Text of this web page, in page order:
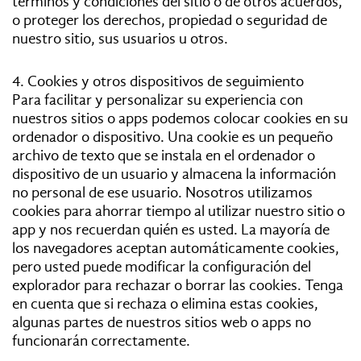
o proteger los derechos, propiedad o seguridad de
nuestro sitio, sus usuarios u otros.
4. Cookies y otros dispositivos de seguimiento
Para facilitar y personalizar su experiencia con
nuestros sitios o apps podemos colocar cookies en su
ordenador o dispositivo. Una cookie es un pequeño
archivo de texto que se instala en el ordenador o
dispositivo de un usuario y almacena la información
no personal de ese usuario. Nosotros utilizamos
cookies para ahorrar tiempo al utilizar nuestro sitio o
app y nos recuerdan quién es usted. La mayoría de
los navegadores aceptan automáticamente cookies,
pero usted puede modificar la configuración del
explorador para rechazar o borrar las cookies. Tenga
en cuenta que si rechaza o elimina estas cookies,
algunas partes de nuestros sitios web o apps no
funcionarán correctamente.